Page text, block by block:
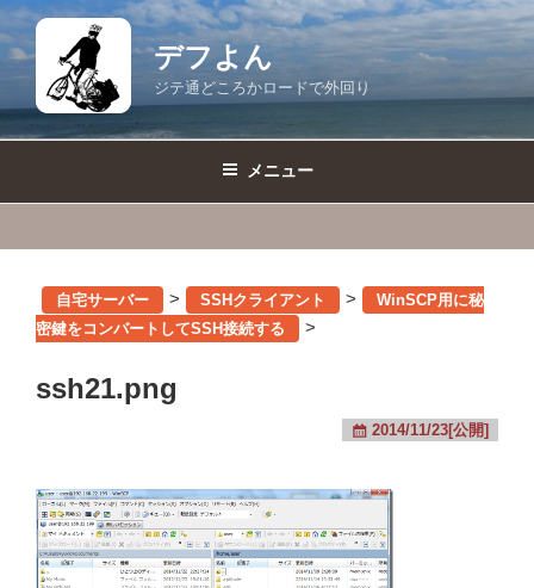
コ
ン
デフよん
ジテ通どころかロードで外回り
メニュー
自宅サーバー > SSHクライアント >
WinSCP用に秘
密鍵をコンバートしてSSH接続する
>
ssh21.png
2014/11/23[公開]